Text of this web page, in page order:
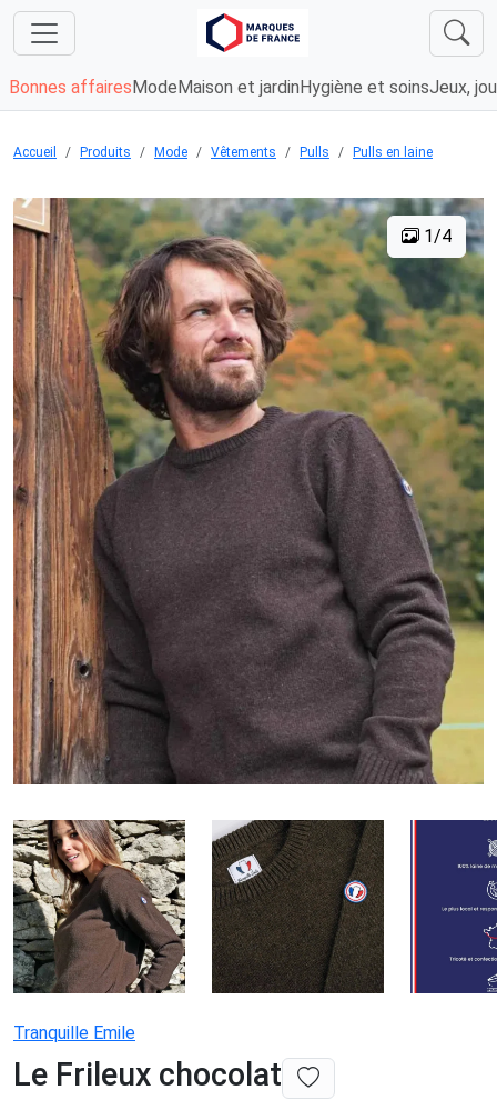
Bonnes affaires Mode Maison et jardin Hygiène et soinsJeux,
Accueil Produits Mode Vêtements Pulls Pulls en laine
1/4
Tranquille Emile
Le Frileux chocolat